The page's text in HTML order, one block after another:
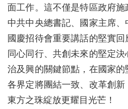
面工作。這不僅是特區政府
中共中央總書記、國家主席
國慶招待會重要講話的堅實
同心同行、共創未來的堅定
治及興的關鍵節點，在國家
各界定將團結一致、改革創
東方之珠綻放更耀目光芒！